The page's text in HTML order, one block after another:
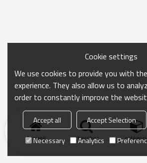
Accueil chercher
Cookie settings
We use cookies to provide you with
experience. They also allow us to
order to constantly improve the
Accept all Accept Selection
Necessary
Analytics